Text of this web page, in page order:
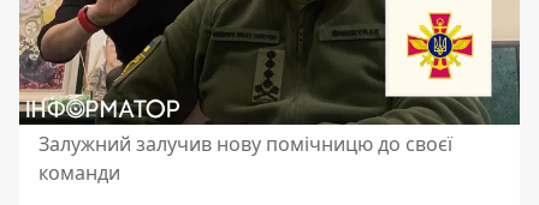
Залужний залучив нову помічницю до своєї
команди